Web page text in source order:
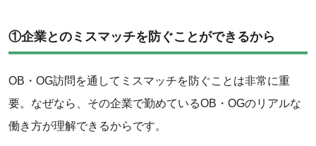
①企業とのミスマッチを防ぐことができるから
OB・OG訪問を通してミスマッチを防ぐことは非常に重
要。なぜなら、その企業で勤めているOB・OGのリアルな
働き方が理解できるからです。